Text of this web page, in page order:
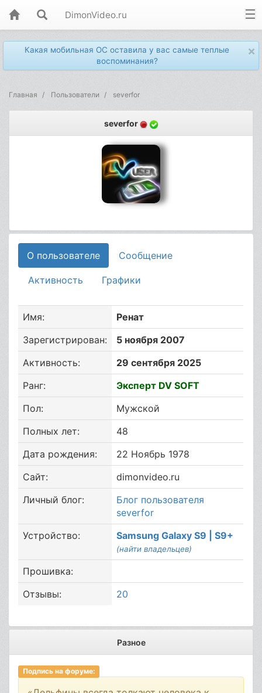
DimonVideo.ru
×
Какая мобильная ОС оставила у вас самые теплые
воспоминания?
Главная Пользователи severfor
severfor
О пользователе Сообщение
Активность Графики
Имя:
Ренат
Зарегистрирован:
5 ноября 2007
Активность:
29 сентября 2025
Ранг:
Эксперт DV SOFT
Пол:
Мужской
Полных лет:
48
Дата рождения:
22 Ноябрь 1978
Сайт:
dimonvideo.ru
Личный блог:
Блог пользователя
severfor
Устройство:
Samsung Galaxy S9 | S9+
(найти владельцев)
Прошивка:
Отзывы:
20
Разное
Подпись на форуме: